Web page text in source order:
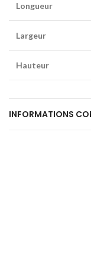
Longueur
Largeur
Hauteur
INFORMATIONS